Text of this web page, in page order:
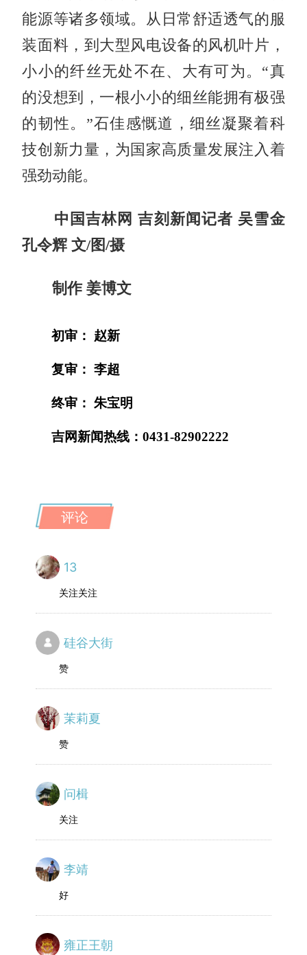
能源等诸多领域。从日常舒适透气的服
装面料，到大型风电设备的风机叶片，
小小的纤丝无处不在、大有可为。“真
的没想到，一根小小的细丝能拥有极强
的韧性。”石佳感慨道，细丝凝聚着科
技创新力量，为国家高质量发展注入着
强劲动能。
中国吉林网 吉刻新闻记者 吴雪金
孔令辉 文/图/摄
制作 姜博文
初审： 赵新
复审： 李超
终审： 朱宝明
吉网新闻热线：0431-82902222
评论
13
关注关注
硅谷大街
赞
茉莉夏
赞
问楫
关注
李靖
好
雍正王朝